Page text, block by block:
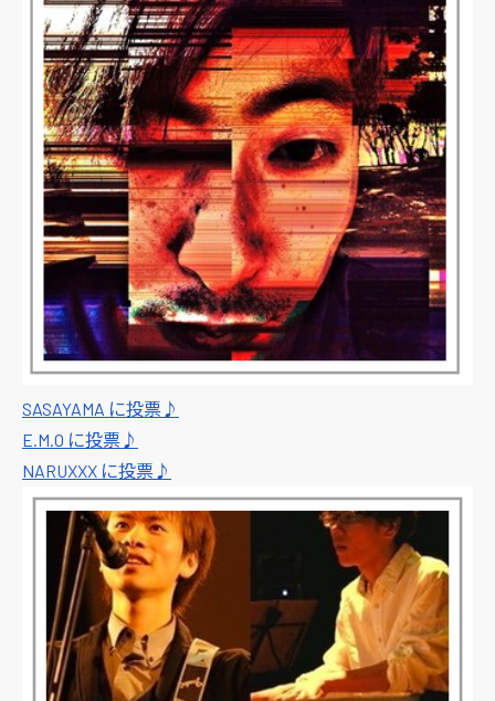
SASAYAMA に投票♪
E.M.O に投票♪
NARUXXX に投票♪